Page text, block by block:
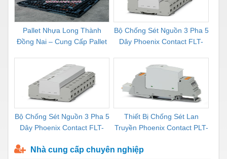
Pallet Nhựa Long Thành
Đồng Nai – Cung Cấp Pallet
Bộ Chống Sét Nguồn 3 Pha 5
Dây Phoenix Contact FLT-
2909589
Bộ Chống Sét Nguồn 3 Pha 5
Dây Phoenix Contact FLT-
2908264
Thiết Bị Chống Sét Lan
Truyền Phoenix Contact PLT-
Nhà cung cấp chuyên nghiệp